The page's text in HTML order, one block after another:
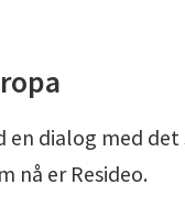
en dialog med det
nå er Resideo.